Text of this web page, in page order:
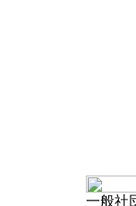
一般社